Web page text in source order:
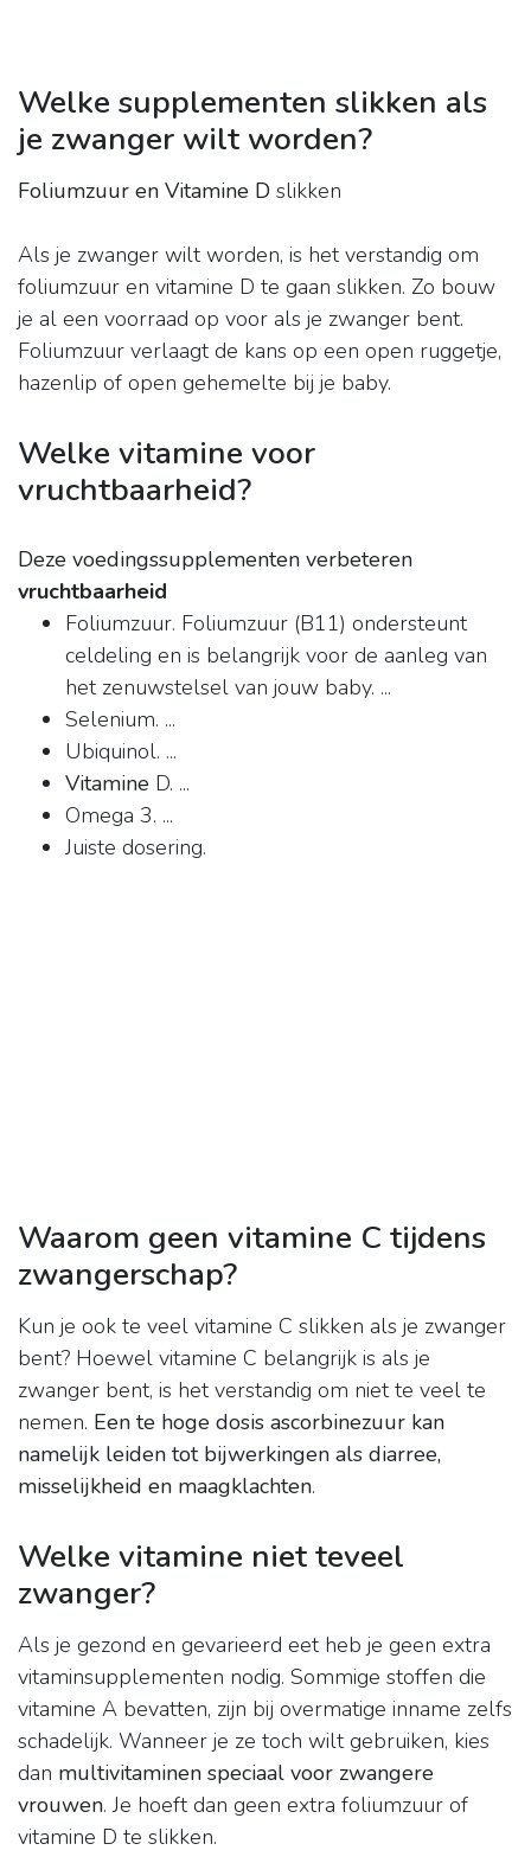
Welke supplementen slikken als
je zwanger wilt worden?
Foliumzuur en Vitamine D slikken
Als je zwanger wilt worden, is het verstandig om
foliumzuur en vitamine D te gaan slikken. Zo bouw
je al een voorraad op voor als je zwanger bent.
Foliumzuur verlaagt de kans op een open ruggetje,
hazenlip of open gehemelte bij je baby.
Welke vitamine voor
vruchtbaarheid?
Deze voedingssupplementen verbeteren
vruchtbaarheid
Foliumzuur. Foliumzuur (B11) ondersteunt
celdeling en is belangrijk voor de aanleg van
het zenuwstelsel van jouw baby. ...
Selenium. ...
Ubiquinol. ...
Vitamine D. ...
Omega 3. ...
Juiste dosering.
Waarom geen vitamine C tijdens
zwangerschap?
Kun je ook te veel vitamine C slikken als je zwanger
bent? Hoewel vitamine C belangrijk is als je
zwanger bent, is het verstandig om niet te veel te
nemen. Een te hoge dosis ascorbinezuur kan
namelijk leiden tot bijwerkingen als diarree,
misselijkheid en maagklachten.
Welke vitamine niet teveel
zwanger?
Als je gezond en gevarieerd eet heb je geen extra
vitaminsupplementen nodig. Sommige stoffen die
vitamine A bevatten, zijn bij overmatige inname zelfs
schadelijk. Wanneer je ze toch wilt gebruiken, kies
dan multivitaminen speciaal voor zwangere
vrouwen. Je hoeft dan geen extra foliumzuur of
vitamine D te slikken.